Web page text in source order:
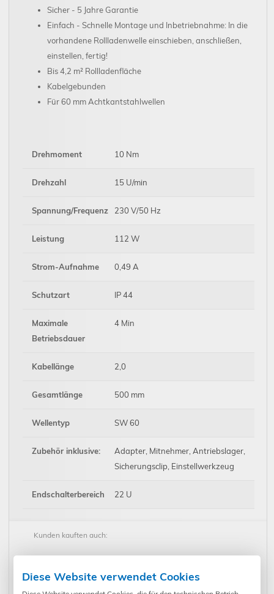
Sicher - 5 Jahre Garantie
Einfach - Schnelle Montage und Inbetriebnahme: In die
vorhandene Rollladenwelle einschieben, anschließen,
einstellen, fertig!
Bis 4,2 m² Rollladenfläche
Kabelgebunden
Für 60 mm Achtkantstahlwellen
Drehmoment 10 Nm
Drehzahl 15 U/min
Spannung/Frequenz 230 V/50 Hz
Leistung 112 W
Strom-Aufnahme 0,49 A
Schutzart IP 44
Maximale
Betriebsdauer
4 Min
Kabellänge 2,0
Gesamtlänge 500 mm
Wellentyp SW 60
Zubehör inklusive:
Adapter, Mitnehmer, Antriebslager,
Sicherungsclip, Einstellwerkzeug
Endschalterbereich 22 U
Kunden kauften auch:
Diese Website verwendet Cookies